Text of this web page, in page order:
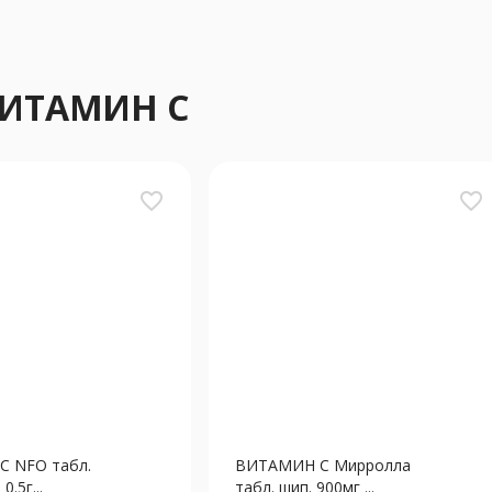
С
favorite_border
табл.
favorite_border
ВИТАМИН С Мирролла
табл. шип. 900мг ...